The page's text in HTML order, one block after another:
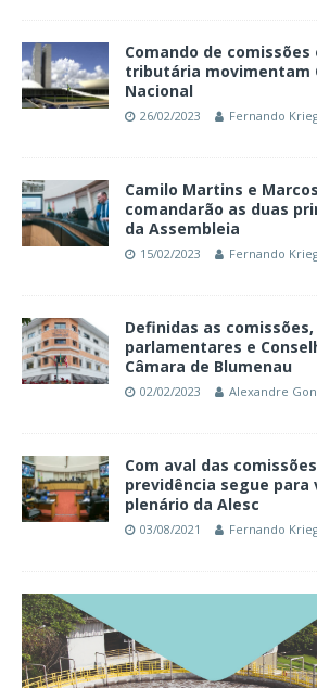
Comando de
tributária movimentam
Nacional
26/02/2023 Fernando
Camilo Martins e
comandarão as duas
da Assembleia
15/02/2023 Fernando
Definidas as
parlamentares e
Câmara de Blumenau
02/02/2023 Alexandre
Com aval das
previdência segue para
plenário da Alesc
03/08/2021 Fernando